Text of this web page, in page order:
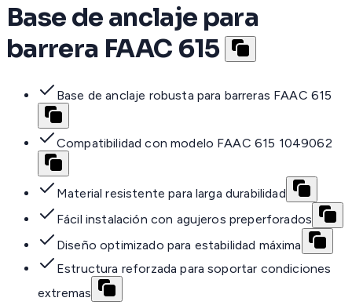
Base de anclaje para
barrera FAAC 615
Base de anclaje robusta para barreras FAAC 615
Compatibilidad con modelo FAAC 615 1049062
Material resistente para larga durabilidad
Fácil instalación con agujeros preperforados
Diseño optimizado para estabilidad máxima
Estructura reforzada para soportar condiciones
extremas